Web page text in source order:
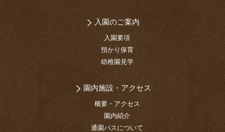
入園のご案内
入園要項
預かり保育
幼稚園見学
園内施設・アクセス
概要・アクセス
園内紹介
通園バスについて